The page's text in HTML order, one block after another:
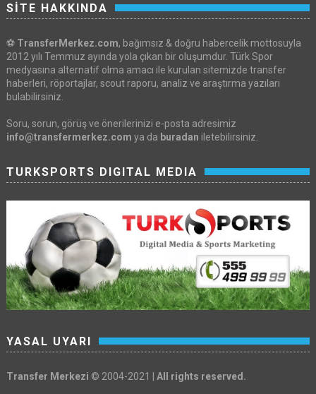
SİTE HAKKINDA
⚽ TransferMerkez.com, bağımsız & doğru habercelik mottosuyla
2012 yılı Temmuz ayında yola çıkan bir oluşumdur. Türk Spor
medyasına alternatif olma amacı ile kurulan sitemizde transfer
haberleri, röportajlar, scout raporu, analiz ve araştırma yazıları
bulabilirsiniz.
Soru, sorun, görüş ve önerilerinizi e-posta adresimiz
info@transfermerkez.com ya da buradan iletebilirsiniz.
TURKSPORTS DIGITAL MEDIA
YASAL UYARI
Transfer Merkezi © 2004-2021 | All rights reserved.